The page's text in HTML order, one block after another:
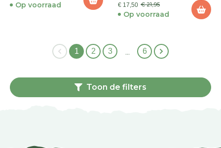
Op voorraad € 17,50 € 21,95
Op voorraad
1 2 3 … 6
Toon de filters